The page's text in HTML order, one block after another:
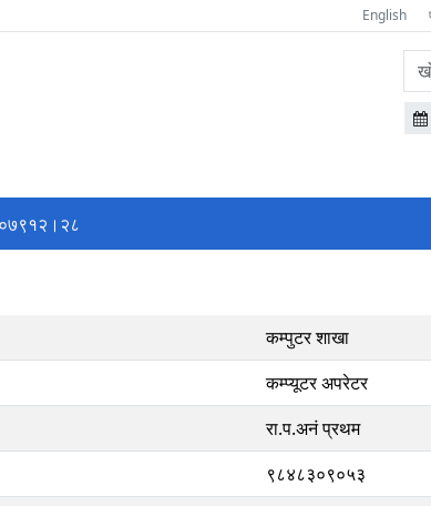
English
कम्पुटर शाखा
कम्प्यूटर अपरेटर
रा.प.अनं प्रथम
९८४८३०९०५३